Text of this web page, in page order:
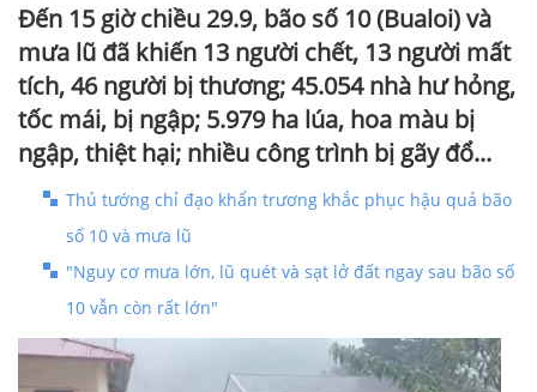
Đến 15 giờ chiều 29.9, bão số 10 (Bualoi) và
mưa lũ đã khiến 13 người chết, 13 người mất
tích, 46 người bị thương; 45.054 nhà hư hỏng,
tốc mái, bị ngập; 5.979 ha lúa, hoa màu bị
ngập, thiệt hại; nhiều công trình bị gãy đổ...
Thủ tướng chỉ đạo khẩn trương khắc phục hậu quả bão
số 10 và mưa lũ
"Nguy cơ mưa lớn, lũ quét và sạt lở đất ngay sau bão số
10 vẫn còn rất lớn"